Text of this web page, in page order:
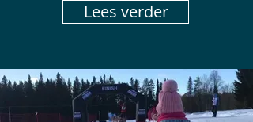
Lees verder